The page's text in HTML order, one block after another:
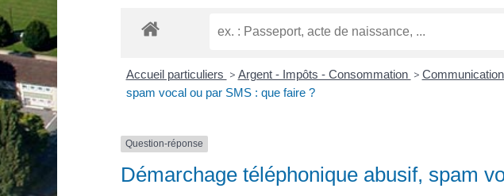
Accueil particuliers > Argent - Impôts - Consommation >
spam vocal ou par SMS : que faire ?
Question-réponse
Démarchage téléphonique abusif, spam